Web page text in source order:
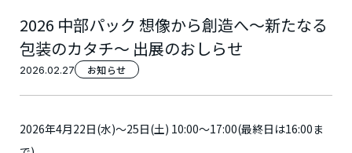
2026 中部パック 想像から創造へ～新たなる
包装のカタチ～ 出展のおしらせ
2026.02.27 お知らせ
2026年4月22日(水)～25日(土) 10:00～17:00(最終日は16:00ま